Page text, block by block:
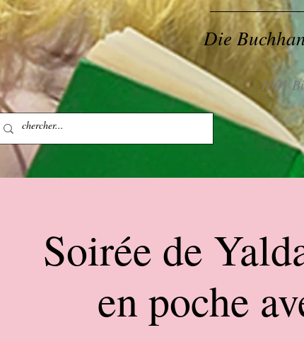
Die
1001
Soirée de
en poche